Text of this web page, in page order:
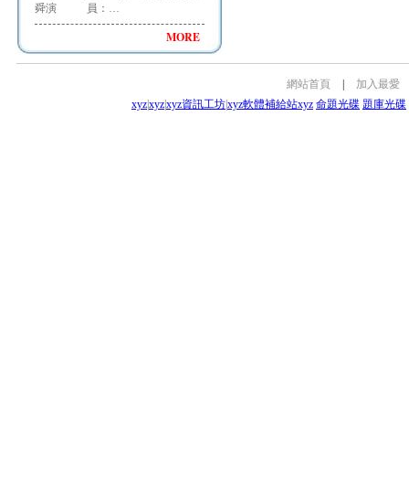
舜演 員：…
MORE
網站首頁
加入最愛
xyzxyzxyz資訊工坊xyz軟體補給站xyz 命題光碟 題庫光碟